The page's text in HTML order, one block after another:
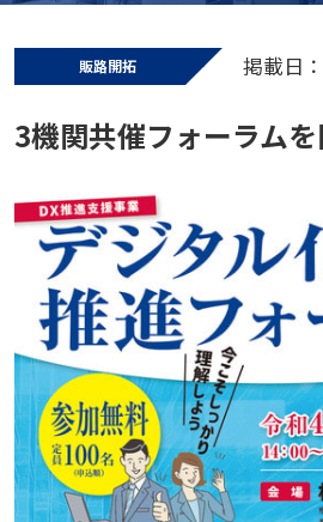
販路開拓 掲載日
3機関共催フォーラムを